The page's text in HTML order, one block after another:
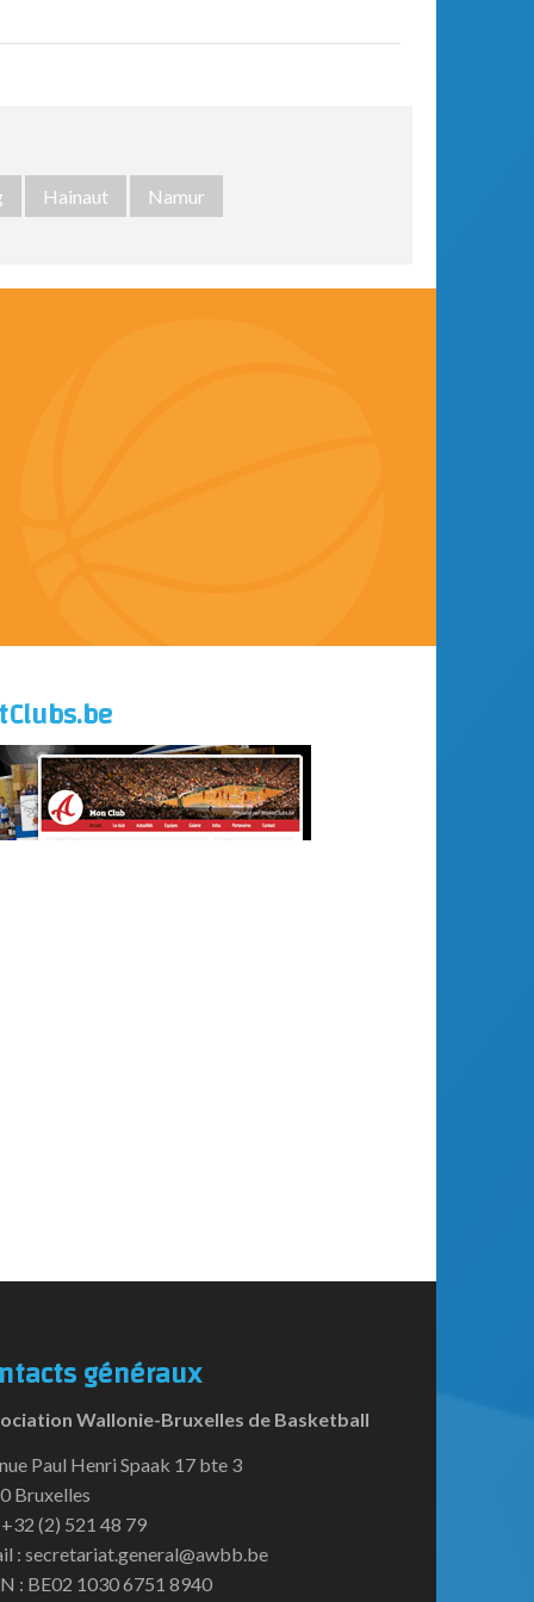
Hainaut Namur
généraux
Wallonie-Bruxelles de Basketball
Paul Henri Spaak 17 bte 3
Bruxelles
(2) 521 48 79
: secretariat.general@awbb.be
: BE02 1030 6751 8940